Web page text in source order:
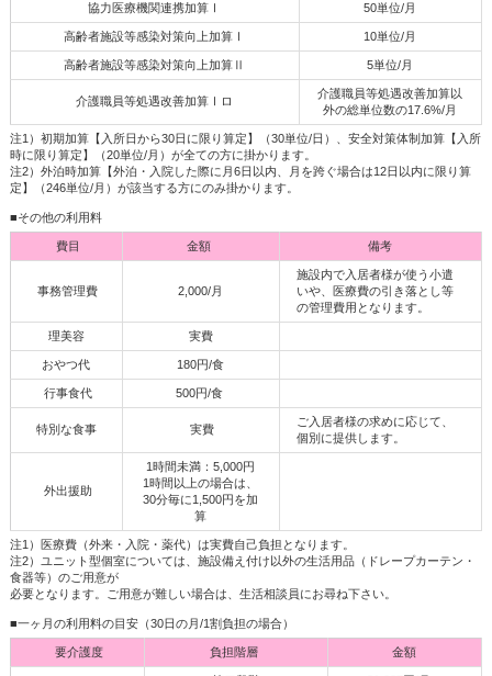
協力医療機関連携加算Ⅰ 50単位/月
高齢者施設等感染対策向上加算Ⅰ 10単位/月
高齢者施設等感染対策向上加算Ⅱ 5単位/月
介護職員等処遇改善加算Ⅰロ
介護職員等処遇改善加算以
外の総単位数の17.6%/月
注1）初期加算【入所日から30日に限り算定】（30単位/日）、安全対策体制加算【入所
時に限り算定】（20単位/月）が全ての方に掛かります。
注2）外泊時加算【外泊・入院した際に月6日以内、月を跨ぐ場合は12日以内に限り算
定】（246単位/月）が該当する方にのみ掛かります。
■その他の利用料
費目 金額 備考
事務管理費 2,000/月
施設内で入居者様が使う小遣
いや、医療費の引き落とし等
の管理費用となります。
理美容 実費
おやつ代 180円/食
行事食代 500円/食
特別な食事 実費
ご入居者様の求めに応じて、
個別に提供します。
外出援助
1時間未満：5,000円
1時間以上の場合は、
30分毎に1,500円を加
算
注1）医療費（外来・入院・薬代）は実費自己負担となります。
注2）ユニット型個室については、施設備え付け以外の生活用品（ドレープカーテン・
食器等）のご用意が
必要となります。ご用意が難しい場合は、生活相談員にお尋ね下さい。
■一ヶ月の利用料の目安（30日の月/1割負担の場合）
要介護度 負担階層 金額